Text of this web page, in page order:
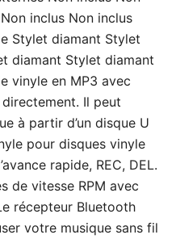
inclus Non inclus
Stylet diamant Stylet
diamant Stylet diamant
vinyle en MP3 avec
Il peut
à partir d’un disque U
pour disques vinyle
rapide, REC, DEL.
de vitesse RPM avec
récepteur Bluetooth
votre musique sans fil